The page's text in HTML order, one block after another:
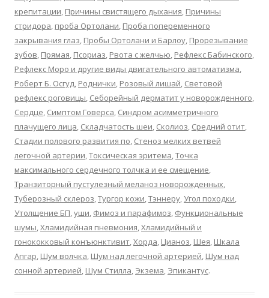
крепитации, Причины свистящего дыхания, Причины
стридора, проба Ортолани, Проба попеременного
закрывания глаз, Пробы Ортолани и Барлоу, Прорезывание
зубов, Прямая, Псориаз, Рвота с желчью, Рефлекс Бабинского,
Рефлекс Моро и другие виды двигательного автоматизма,
Роберт Б. Осгуд, Роднички, Розовый лишай, Световой
рефлекс роговицы, Себорейный дерматит у новорожденного,
Сердце, Симптом Говерса, Синдром асимметричного
плачущего лица, Складчатость шеи, Сколиоз, Средний отит,
Стадии полового развития по, Стеноз мелких ветвей
легочной артерии,Токсическая эритема,Точка
максимального сердечного толчка и ее смещение,
Транзиторный пустулезный меланоз новорожденных,
Туберозный склероз,Тургор кожи,Тэннеру,Угол походки,
Утолщение БП,уши, Фимоз и парафимоз, Функциональные
шумы,Хламидийная пневмония,Хламидийный и
гонококковый конъюнктивит,Хорда, Цианоз, Шея, Шкала
Апгар, Шум волчка, Шум над легочной артерией, Шум над
сонной артерией, Шум Стилла, Экзема, Эпикантус.